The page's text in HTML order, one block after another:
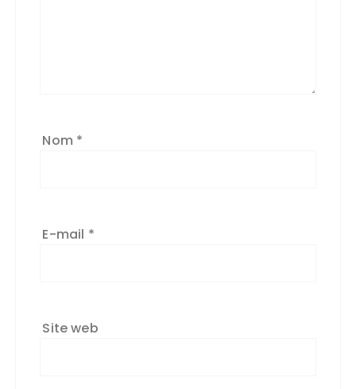
Nom *
E-mail *
Site web